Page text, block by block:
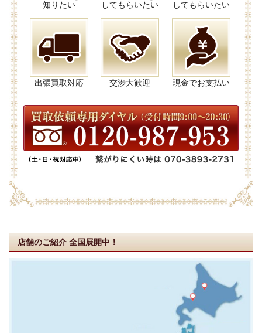
知りたい
してもらいたい
してもらいたい
出張買取対応 交渉大歓迎 現金でお支払い
店舗のご紹介 全国展開中！